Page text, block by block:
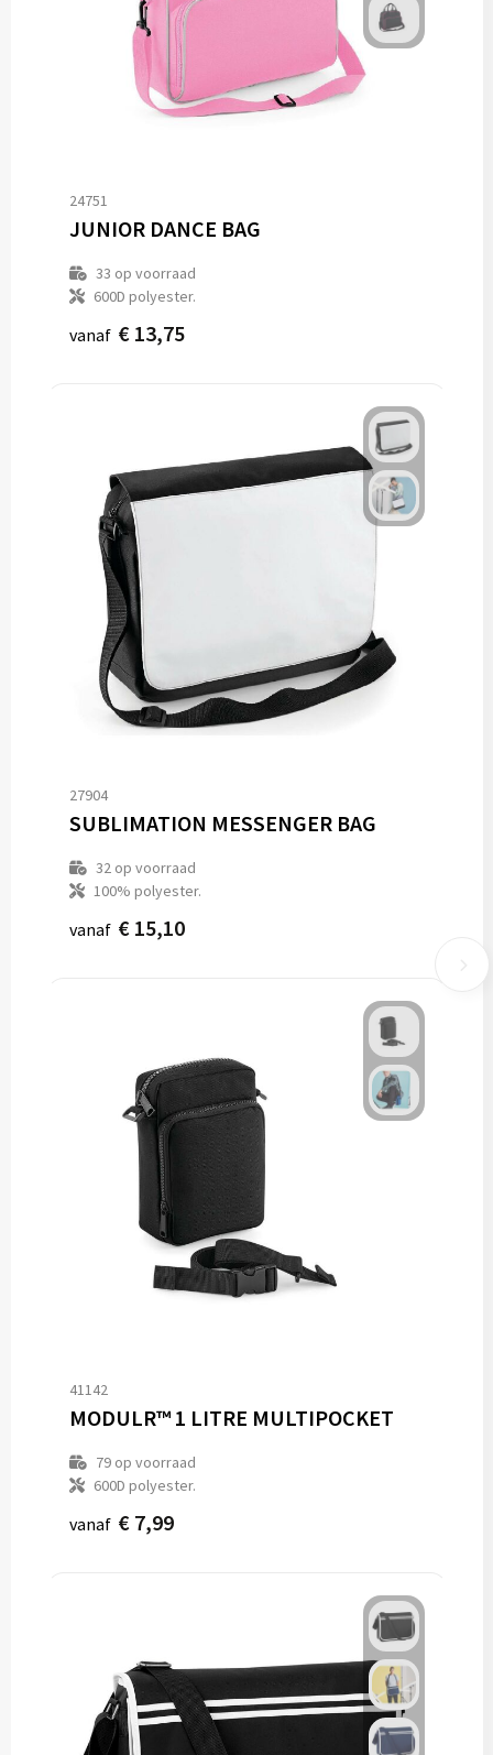
24751
JUNIOR DANCE BAG
33 op voorraad
600D polyester.
vanaf € 13,75
27904
SUBLIMATION MESSENGER BAG
32op voorraad
100% polyester.
vanaf € 15,10
41142
MODULR™ 1 LITRE MULTIPOCKET
79op voorraad
600D polyester.
vanaf € 7,99